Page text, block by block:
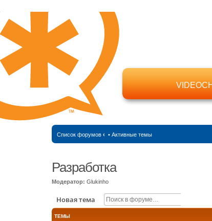
Список форумов ‹ • Активные темы
Разработка
Модератор: Glukinho
Новая тема
ТЕМЫ